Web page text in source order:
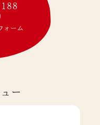
ォーム
ー